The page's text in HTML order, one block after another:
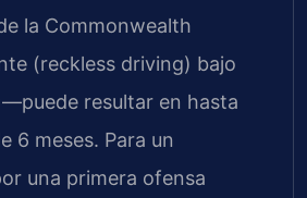
la Commonwealth
(reckless driving) bajo
resultar en hasta
6 meses. Para un
una primera ofensa